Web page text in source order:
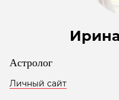
Астролог
Личный сайт